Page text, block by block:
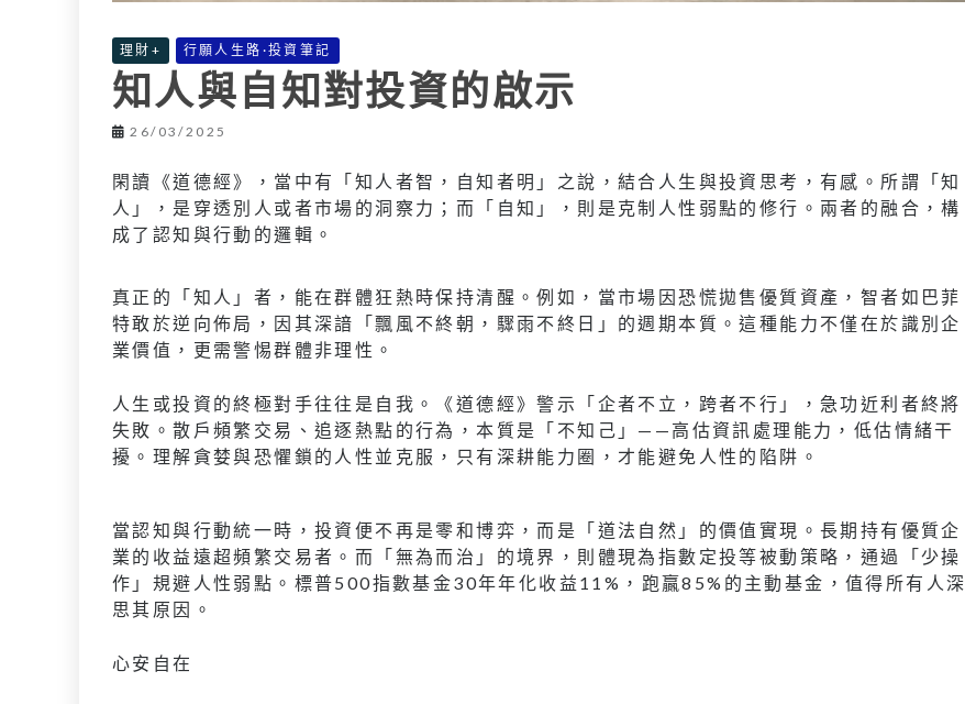
理財+ 行願人生路·投資筆記
知人與自知對投資的啟示
26/03/2025
閑讀《道德經》，當中有「知人者智，自知者明」之說，結合人生與投資思考，有感。所謂「知
人」，是穿透別人或者市場的洞察力；而「自知」，則是克制人性弱點的修行。兩者的融合，構
成了認知與行動的邏輯。
真正的「知人」者，能在群體狂熱時保持清醒。例如，當市場因恐慌拋售優質資產，智者如巴菲
特敢於逆向佈局，因其深諳「飄風不終朝，驟雨不終日」的週期本質。這種能力不僅在於識別企
業價值，更需警惕群體非理性。
人生或投資的終極對手往往是自我。《道德經》警示「企者不立，跨者不行」，急功近利者終將
失敗。散戶頻繁交易、追逐熱點的行為，本質是「不知己」——高估資訊處理能力，低估情緒干
擾。理解貪婪與恐懼鎖的人性並克服，只有深耕能力圈，才能避免人性的陷阱。
當認知與行動統一時，投資便不再是零和博弈，而是「道法自然」的價值實現。長期持有優質企
業的收益遠超頻繁交易者。而「無為而治」的境界，則體現為指數定投等被動策略，通過「少操
作」規避人性弱點。標普500指數基金30年年化收益11%，跑贏85%的主動基金，值得所有人深
思其原因。
⼼安⾃在